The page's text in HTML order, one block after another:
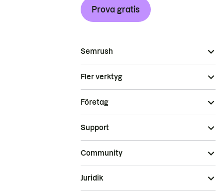
Prova gratis
Semrush
Fler verktyg
Företag
Support
Community
Juridik